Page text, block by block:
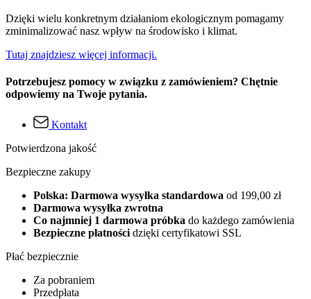
Dzięki wielu konkretnym działaniom ekologicznym pomagamy
zminimalizować nasz wpływ na środowisko i klimat.
Tutaj znajdziesz więcej informacji.
Potrzebujesz pomocy w związku z zamówieniem? Chętnie
odpowiemy na Twoje pytania.
Kontakt
Potwierdzona jakość
Bezpieczne zakupy
Polska: Darmowa wysyłka standardowa od 199,00 zł
Darmowa wysyłka zwrotna
Co najmniej 1 darmowa próbka do każdego zamówienia
Bezpieczne płatności dzięki certyfikatowi SSL
Płać bezpiecznie
Za pobraniem
Przedpłata